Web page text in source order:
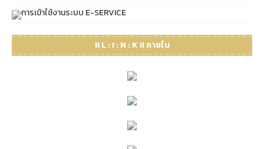
การเข้าใช้งานระบบ E-SERVICE
!! L : I : N : K !! ภายใน